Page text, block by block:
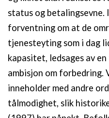
status og betalingsevne.
forventning om at de
tjenesteyting som i dag
kapasitet, ledsages av
ambisjon om forbedring.
inneholder med andre
tålmodighet, slik